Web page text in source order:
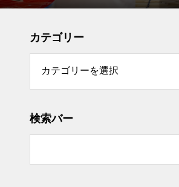
ド
イド
カテゴリー
検索バー